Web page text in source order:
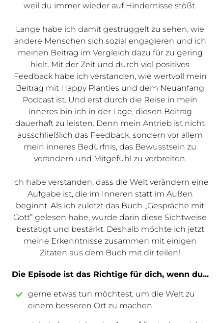
weil du immer wieder auf Hindernisse stößt.
Lange habe ich damit gestruggelt zu sehen, wie
andere Menschen sich sozial engagieren und ich
meinen Beitrag im Vergleich dazu für zu gering
hielt. Mit der Zeit und durch viel positives
Feedback habe ich verstanden, wie wertvoll mein
Beitrag mit Happy Planties und dem Neuanfang
Podcast ist. Und erst durch die Reise in mein
Inneres bin ich in der Lage, diesen Beitrag
dauerhaft zu leisten. Denn mein Antrieb ist nicht
ausschließlich das Feedback, sondern vor allem
mein inneres Bedürfnis, das Bewusstsein zu
verändern und Mitgefühl zu verbreiten.
Ich habe verstanden, dass die Welt verändern eine
Aufgabe ist, die im Inneren statt im Außen
beginnt. Als ich zuletzt das Buch „Gespräche mit
Gott” gelesen habe, wurde darin diese Sichtweise
bestätigt und bestärkt. Deshalb möchte ich jetzt
meine Erkenntnisse zusammen mit einigen
Zitaten aus dem Buch mit dir teilen!
Die Episode ist das Richtige für dich, wenn du...
gerne etwas tun möchtest, um die Welt zu
einem besseren Ort zu machen.